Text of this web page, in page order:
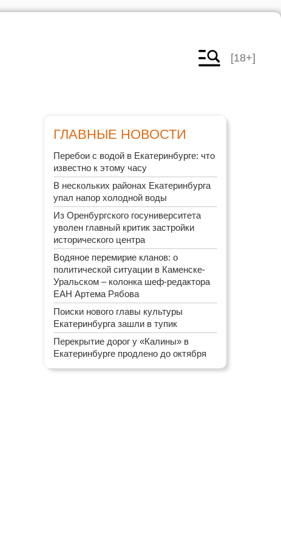
[18+]
ГЛАВНЫЕ НОВОСТИ
Перебои с водой в Екатеринбурге: что
известно к этому часу
В нескольких районах Екатеринбурга
упал напор холодной воды
Из Оренбургского госуниверситета
уволен главный критик застройки
исторического центра
Водяное перемирие кланов: о
политической ситуации в Каменске-
Уральском – колонка шеф-редактора
ЕАН Артема Рябова
Поиски нового главы культуры
Екатеринбурга зашли в тупик
Перекрытие дорог у «Калины» в
Екатеринбурге продлено до октября